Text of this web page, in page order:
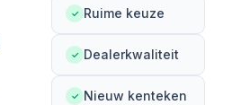
✓ Ruime keuze
✓ Dealerkwaliteit
✓ Nieuw kenteken